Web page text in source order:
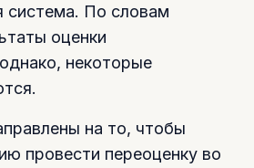
система. По словам
оценки
некоторые
на то, чтобы
провести переоценку во